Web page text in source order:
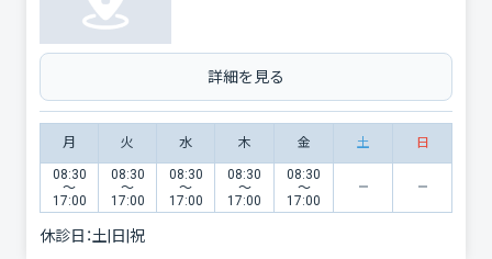
詳細を見る
月 火 水 木 金 土 日
08:30
〜
17:00
08:30
〜
17:00
08:30
〜
17:00
08:30
〜
17:00
08:30
〜
17:00
休診日：土|日|祝